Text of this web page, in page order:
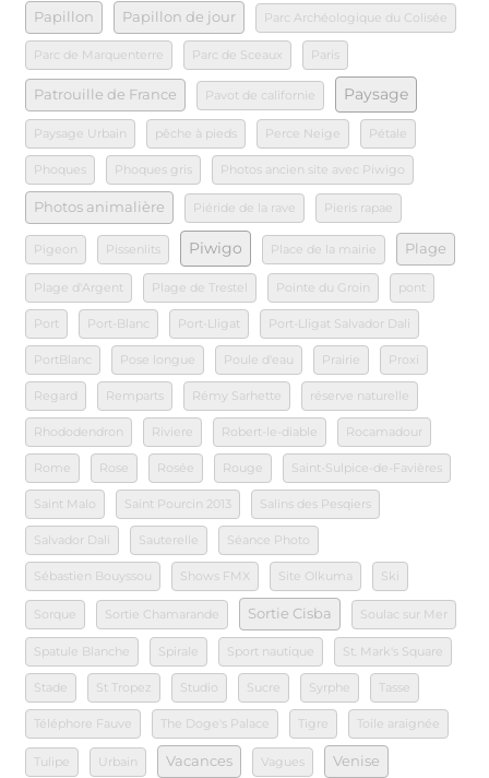
Papillon Papillon de jour Parc Archéologique du Colisée
Parc de Marquenterre Parc de Sceaux Paris
Patrouille de France Pavot de californie Paysage
Paysage Urbain pêche à pieds Perce Neige Pétale
Phoques Phoques gris Photos ancien site avec Piwigo
Photos animalière Piéride de la rave Pieris rapae
Pigeon Pissenlits Piwigo Place de la mairie Plage
Plage d'Argent Plage de Trestel Pointe du Groin pont
Port Port-Blanc Port-Lligat Port-Lligat Salvador Dali
PortBlanc Pose longue Poule d'eau Prairie Proxi
Regard Remparts Rémy Sarhette réserve naturelle
Rhododendron Riviere Robert-le-diable Rocamadour
Rome Rose Rosée Rouge Saint-Sulpice-de-Favières
Saint Malo Saint Pourcin 2013 Salins des Pesqiers
Salvador Dali Sauterelle Séance Photo
Sébastien Bouyssou Shows FMX Site Olkuma Ski
Sorque Sortie Chamarande Sortie Cisba Soulac sur Mer
Spatule Blanche Spirale Sport nautique St. Mark's Square
Stade St Tropez Studio Sucre Syrphe Tasse
Téléphore Fauve The Doge's Palace Tigre Toile araignée
Tulipe Urbain Vacances Vagues Venise